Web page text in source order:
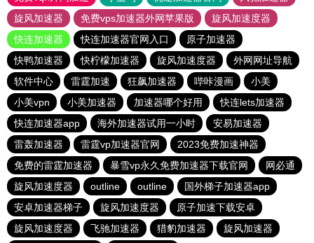
旋风加速器
免费vps加速器外网苹果版
旋风加速度器
快连加速器
快连加速器官网入口
原子加速器
快鸭加速器
快柠檬加速器 旋风加速度器
外网网址导航
软件中心
雷霆加速 狂飙加速器 哔咔漫画
小美
小美vpn
小美加速器 加速器哪个好用
快连lets加速器
快连加速器app
海外加速器试用一小时
安易加速器
雷轰加速器
雷霆vp加速器官网
2023免费加速神器
免费的雷霆加速器
暴雪vp永久免费加速器下载官网
网必通
旋风加速度器
outline outline
国外梯子加速器app
安卓加速器梯子
旋风加速度器
原子加速下载安卓
旋风加速度器
飞驰加速器 猎豹加速器
旋风加速器